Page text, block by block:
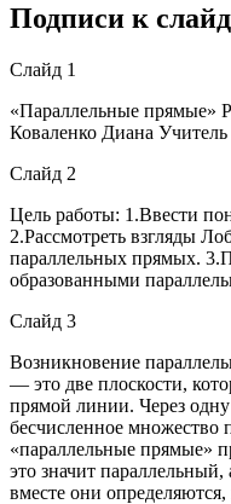
Подписи к
Слайд 1
«Параллельные прямые»
Коваленко Диана
Слайд 2
Цель работы: 1.Ввести
2.Рассмотреть взгляды
параллельных прямых.
образованными
Слайд 3
Возникновение
— это две плоскости,
прямой линии. Через
бесчисленное множество
«параллельные прямые»
это значит
вместе они